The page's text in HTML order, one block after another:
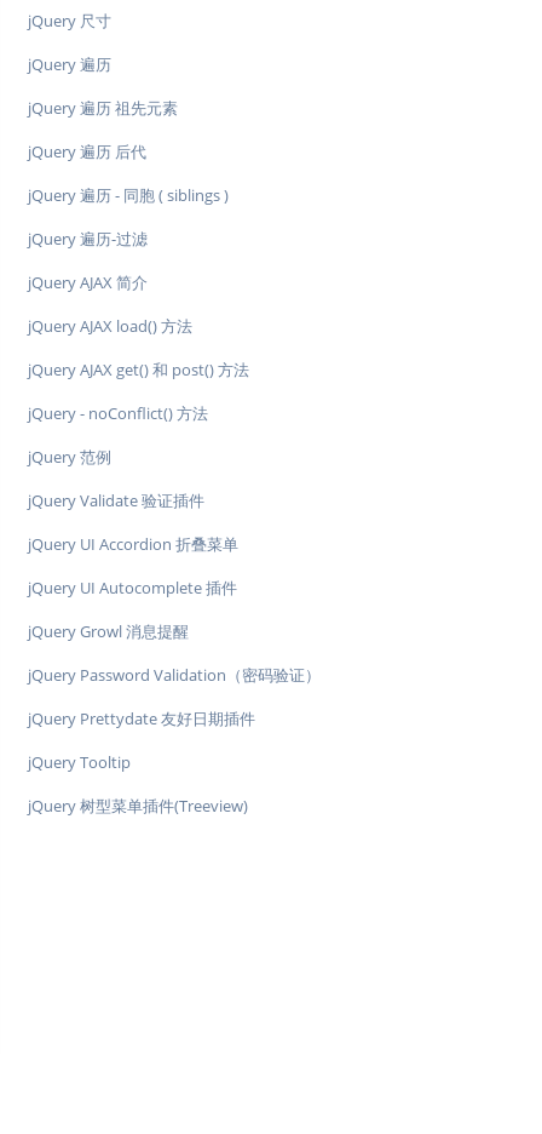
jQuery 尺寸
jQuery 遍历
jQuery 遍历 祖先元素
jQuery 遍历 后代
jQuery 遍历 - 同胞 ( siblings )
jQuery 遍历-过滤
jQuery AJAX 简介
jQuery AJAX load() 方法
jQuery AJAX get() 和 post() 方法
jQuery - noConflict() 方法
jQuery 范例
jQuery Validate 验证插件
jQuery UI Accordion 折叠菜单
jQuery UI Autocomplete 插件
jQuery Growl 消息提醒
jQuery Password Validation（密码验证）
jQuery Prettydate 友好日期插件
jQuery Tooltip
jQuery 树型菜单插件(Treeview)